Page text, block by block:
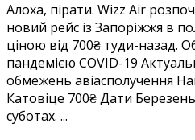
в
у
Алоха, пірати. Wizz Air
новий рейс із Запоріжжя в
ціною від 700₴ туди-назад.
пандемією COVID-19
обмежень авіасполучення
Катовіце 700₴ Дати
суботах. ...